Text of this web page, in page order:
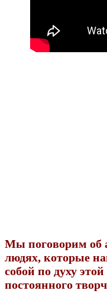
Мы поговорим об
людях, которые
собой по духу
постоянного